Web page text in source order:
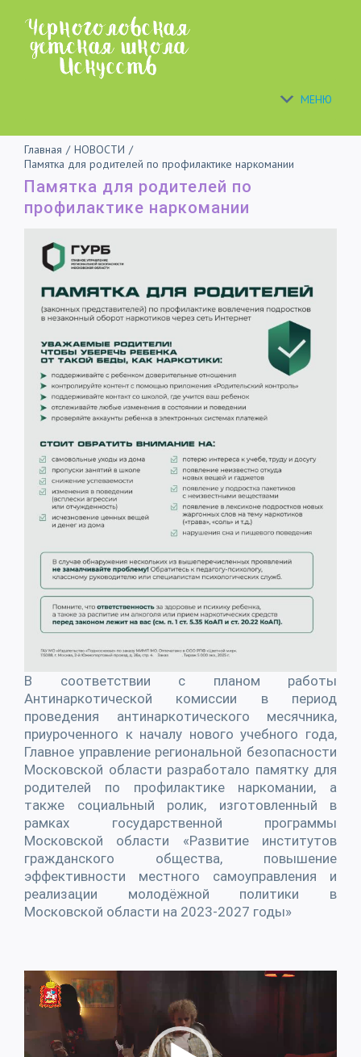
content
МЕНЮ
Главная / НОВОСТИ /
Памятка для родителей по профилактике наркомании
Памятка для родителей по
профилактике наркомании
В соответствии с планом работы
Антинаркотической комиссии в период
проведения антинаркотического месячника,
приуроченного к началу нового учебного года,
Главное управление региональной безопасности
Московской области разработало памятку для
родителей по профилактике наркомании, а
также социальный ролик, изготовленный в
рамках государственной программы
Московской области «Развитие институтов
гражданского общества, повышение
эффективности местного самоуправления и
реализации молодёжной политики в
Московской области на 2023-2027 годы»
Видеоплеер